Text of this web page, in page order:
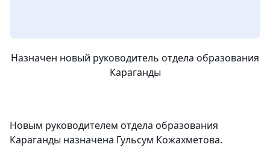
Назначен новый руководитель отдела образования
Караганды
Новым руководителем отдела образования
Караганды назначена Гульсум Кожахметова.